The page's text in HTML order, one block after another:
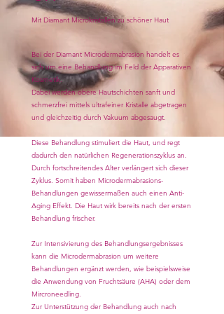
Bei der Diamant Microdermabrasion handelt es
sich um eine Behandlung im Feld der Apparativen
Kosmetik.
Dabei werden obere Hautschichten sanft und
schmerzfrei mittels ultrafeiner Kristalle abgetragen
und gleichzeitig durch Vakuum abgesaugt.
Diese Behandlung stimuliert die Haut, und regt
dadurch den natürlichen Regenerationszyklus an.
Durch fortschreitendes Alter verlängert sich dieser
Zyklus. Somit haben Microdermabrasions-
Behandlungen gewissermaßen auch einen Anti-
Aging Effekt. Die Haut wirk bereits nach der ersten
Behandlung frischer.
Zur Intensivierung des Behandlungsergebnisses
kann die Microdermabrasion um weitere
Behandlungen ergänzt werden, wie beispielsweise
die Anwendung von Fruchtsäure (AHA) oder dem
Mircroneedling.
Zur Unterstützung der Behandlung auch nach
Mit Diamant Microkristallen zu schöner Haut